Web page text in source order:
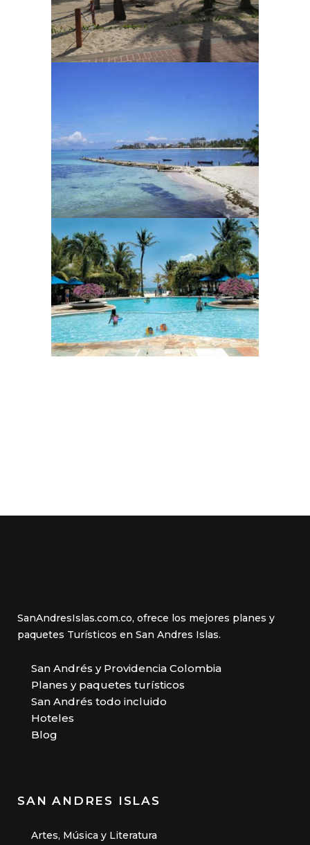
SanAndresIslas.com.co, ofrece los mejores planes y
paquetes Turísticos en San Andres Islas.
San Andrés y Providencia Colombia
Planes y paquetes turísticos
San Andrés todo incluido
Hoteles
Blog
SAN ANDRES ISLAS
Artes, Música y Literatura